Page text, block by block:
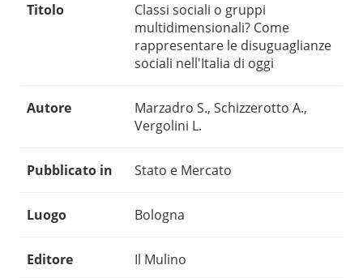
Titolo
Classi sociali o gruppi
multidimensionali? Come
rappresentare le disuguaglianze
sociali nell'Italia di oggi
Autore
Marzadro S., Schizzerotto A.,
Vergolini L.
Pubblicato in Stato e Mercato
Luogo Bologna
Editore Il Mulino